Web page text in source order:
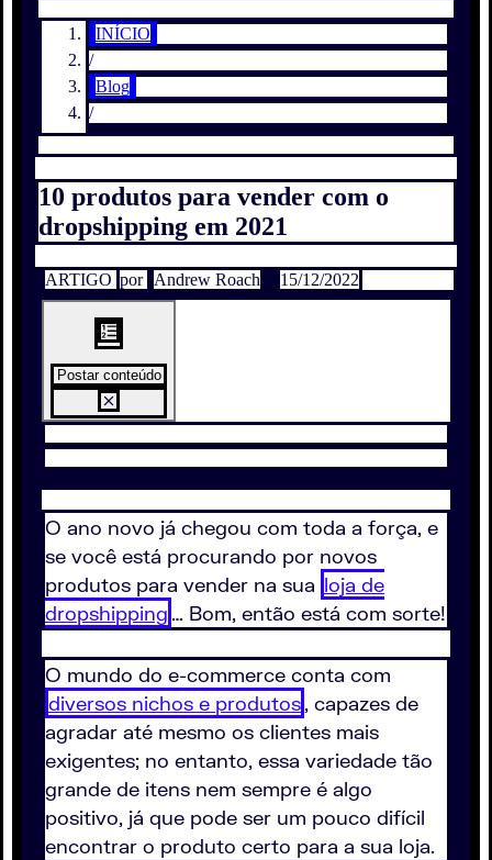
INÍCIO
/
Blog
/
10 produtos para vender com o
dropshipping em 2021
ARTIGO por Andrew Roach 15/12/2022
Postar conteúdo
O ano novo já chegou com toda a força, e
se você está procurando por novos
produtos para vender na sua loja de
dropshipping … Bom, então está com sorte!
O mundo do e-commerce conta com
diversos nichos e produtos, capazes de
agradar até mesmo os clientes mais
exigentes; no entanto, essa variedade tão
grande de itens nem sempre é algo
positivo, já que pode ser um pouco difícil
encontrar o produto certo para a sua loja.